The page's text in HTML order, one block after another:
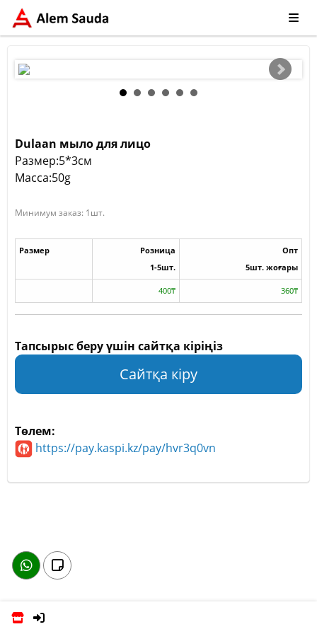
Dulaan мыло для лицо
Размер:5*3см
Масса:50g
Минимум заказ: 1шт.
Размер
Розница
1-5шт.
Опт
5шт. жоғары
400₸ 360₸
Тапсырыс беру үшін сайтқа кіріңіз
Сайтқа кіру
Төлем:
https://pay.kaspi.kz/pay/hvr3q0vn